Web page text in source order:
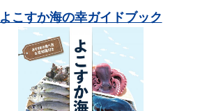
よこすか海の幸ガイドブック